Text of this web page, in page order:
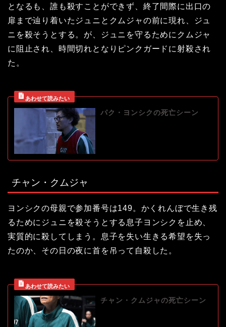
となるも、誰も殺すことができず、終了間際に出口の
扉まで辿り着いたジュニとクムジャの前に現れ、ジュ
ニを殺そうとする。が、ジュニを守るためにクムジャ
に阻止され、時間切れとなりピンクガードに射殺され
た。
パク・ヨンシクの死亡シーン
チャン・クムジャ
ヨンシクの母親で参加番号は149。かくれんぼで生き残
るためにジュニを殺そうとする息子ヨンシクを止め、
実質的に殺してしまう。息子を失い生きる希望を失っ
たのか、その日の夜に首を吊って自殺した。
チャン・クムジャの死亡シーン